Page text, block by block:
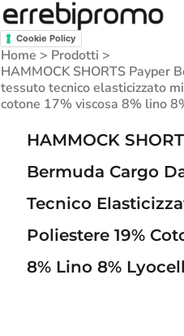
Cookie Policy
Home > Prodotti >
HAMMOCK SHORTS Payper
tessuto tecnico elasticizzato
cotone 17% viscosa 8% lino
HAMMOCK
Bermuda Cargo
Tecnico
Poliestere 19%
8% Lino 8%